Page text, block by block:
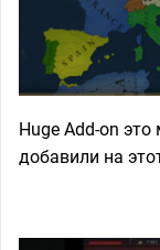
Huge Add-on
добавили на